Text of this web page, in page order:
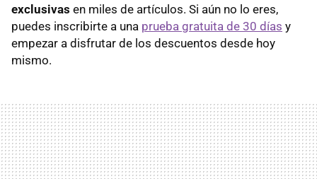
exclusivas en miles de artículos. Si aún no lo eres,
puedes inscribirte a una prueba gratuita de 30 días y
empezar a disfrutar de los descuentos desde hoy
mismo.